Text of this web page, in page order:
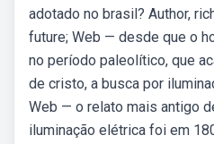
adotado no brasil? Author,
future; Web — desde que o
no período paleolítico, que
de cristo, a busca por
Web — o relato mais antigo
iluminação elétrica foi em